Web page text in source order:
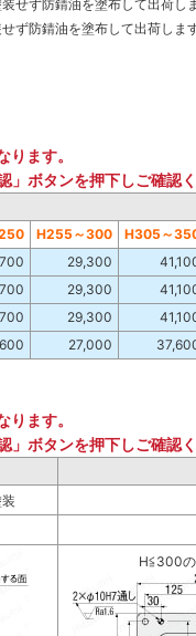
せず防錆油を塗布して出荷し
ず防錆油を塗布して出荷しま
ります。
」ボタンを押下しご確認
H255～300
H305～
29,300
29,300
29,300
27,000
ります。
」ボタンを押下しご確認
H≦300